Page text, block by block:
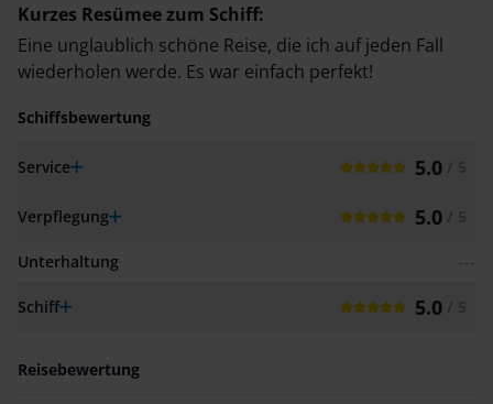
Kurzes Resümee zum Schiff:
Eine unglaublich schöne Reise, die ich auf jeden Fall
wiederholen werde. Es war einfach perfekt!
Schiffsbewertung
Service 5.0
Verpflegung 5.0
Unterhaltung ---
Schiff 5.0
Reisebewertung